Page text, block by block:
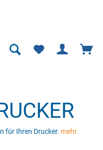
für Ihren Drucker. mehr